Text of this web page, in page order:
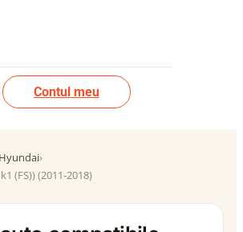
Contul meu
Hyundai›
(FS)) (2011-2018)